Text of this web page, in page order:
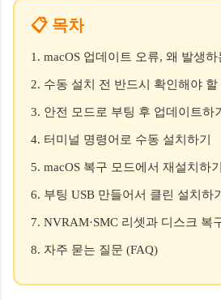
📋 목차
1. macOS 업데이트 오류, 왜 발생하
2. 수동 설치 전 반드시 확인해야
3. 안전 모드로 부팅 후 업데이트하기
4. 터미널 명령어로 수동 설치하기
5. macOS 복구 모드에서 재설치하기
6. 부팅 USB 만들어서 클린 설치하기
7. NVRAM·SMC 리셋과 디스크 복
8. 자주 묻는 질문 (FAQ)